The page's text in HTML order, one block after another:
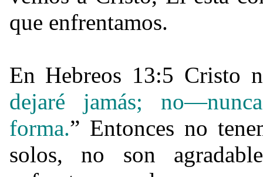
que enfrentamos.
En Hebreos 13:5 Cristo
dejaré jamás;
forma.” Entonces no
solos, no son